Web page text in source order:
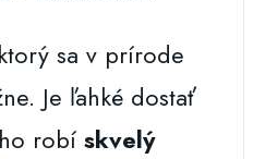
sa v prírode
Je ľahké dostať
robí skvelý